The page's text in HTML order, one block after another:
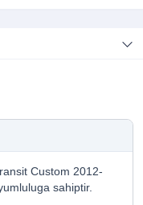
Custom 2012-
sahiptir.